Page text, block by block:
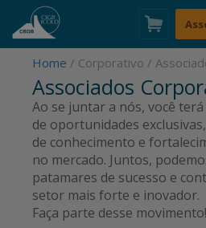
Home / Corporativo /
Associados
Ao se juntar a nós, você
de oportunidades
de conhecimento e
no mercado. Juntos,
patamares de sucesso e
setor mais forte e inovador.
Faça parte desse movimento!